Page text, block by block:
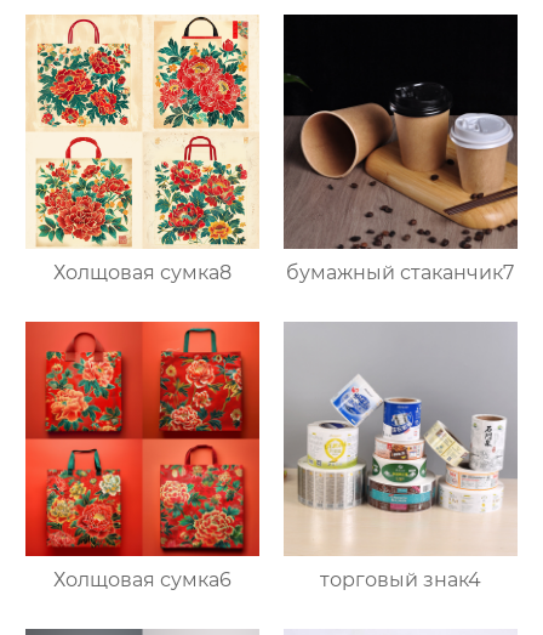
Холщовая сумка8 бумажный стаканчик7
Холщовая сумка6 торговый знак4